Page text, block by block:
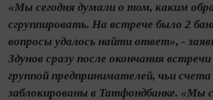
«Мы сегодня думали о том, каким
сгруппировать. На встрече было 2
вопросы удалось найти ответ», -
Здунов сразу после окончания
группой предпринимателей, чьи счета
заблокированы в Татфондбанке. «Мы